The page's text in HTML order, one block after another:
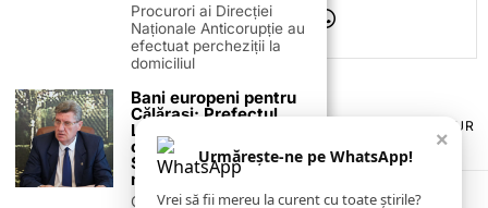
TERMENI ȘI CONDIȚII
POLITICA DE ANULARE & RETUR
PUBLICITATE ONLINE & TIPĂRITĂ
CONTACT
ZIARUL ANUNȚUL CĂLĂRĂȘEAN
×
Urmărește-ne pe WhatsApp!
Vrei să fii mereu la curent cu toate știrile?
Procurori ai Direcției
Naționale Anticorupție au
efectuat percheziții la
domiciliul
Bani europeni pentru
Călărași: Prefectul
Laurențiu State anunță
colaborarea cu ADR
Sud-Muntenia pentru
noi finanțări
Călărașul se pregătește